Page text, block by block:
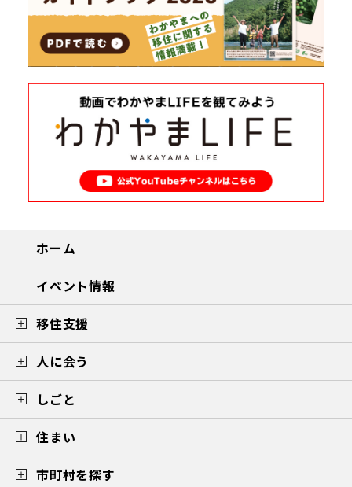
ホーム
イベント情報
移住支援
人に会う
しごと
住まい
市町村を探す